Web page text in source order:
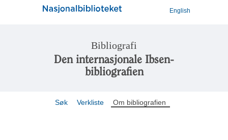
English
Bibliografi
Den internasjonale Ibsen-
bibliografien
Søk Verkliste Om bibliografien